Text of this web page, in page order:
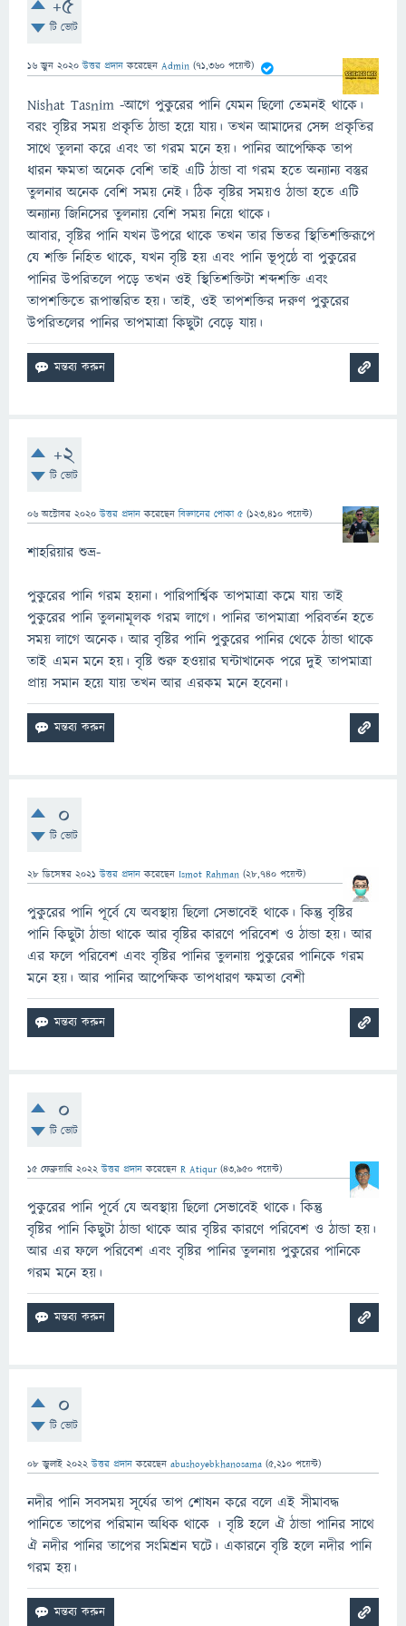
+5
টি ভোট
16 জুন 2020 উত্তর প্রদান করেছেন Admin (71,360 পয়েন্ট)
Nishat Tasnim -আগে পুকুরের পানি যেমন ছিলো তেমনই থাকে।
বরং বৃষ্টির সময় প্রকৃতি ঠান্ডা হয়ে যায়। তখন আমাদের সেন্স প্রকৃতির
সাথে তুলনা করে এবং তা গরম মনে হয়। পানির আপেক্ষিক তাপ
ধারন ক্ষমতা অনেক বেশি তাই এটি ঠান্ডা বা গরম হতে অন্যান্য বস্তুর
তুলনার অনেক বেশি সময় নেই। ঠিক বৃষ্টির সময়ও ঠান্ডা হতে এটি
অন্যান্য জিনিসের তুলনায় বেশি সময় নিয়ে থাকে।
আবার, বৃষ্টির পানি যখন উপরে থাকে তখন তার ভিতর স্থিতিশক্তিরূপে
যে শক্তি নিহিত থাকে, যখন বৃষ্টি হয় এবং পানি ভূপৃষ্ঠে বা পুকুরের
পানির উপরিতলে পড়ে তখন ওই স্থিতিশক্তিটা শব্দশক্তি এবং
তাপশক্তিতে রূপান্তরিত হয়। তাই, ওই তাপশক্তির দরুণ পুকুরের
উপরিতলের পানির তাপমাত্রা কিছুটা বেড়ে যায়।
+2
টি ভোট
06 অক্টোবর 2020 উত্তর প্রদান করেছেনবিজ্ঞানের পোকা ৫ (123,410 পয়েন্ট)
শাহরিয়ার শুভ্র-
পুকুরের পানি গরম হয়না। পারিপার্শ্বিক তাপমাত্রা কমে যায় তাই
পুকুরের পানি তুলনামূলক গরম লাগে। পানির তাপমাত্রা পরিবর্তন হতে
সময় লাগে অনেক। আর বৃষ্টির পানি পুকুরের পানির থেকে ঠান্ডা থাকে
তাই এমন মনে হয়। বৃষ্টি শুরু হওয়ার ঘন্টাখানেক পরে দুই তাপমাত্রা
প্রায় সমান হয়ে যায় তখন আর এরকম মনে হবেনা।
0
টি ভোট
28 ডিসেম্বর 2021 উত্তর প্রদান করেছেন Ismot Rahman (28,740 পয়েন্ট)
পুকুরের পানি পূর্বে যে অবস্থায় ছিলো সেভাবেই থাকে। কিন্তু বৃষ্টির
পানি কিছুটা ঠান্ডা থাকে আর বৃষ্টির কারণে পরিবেশ ও ঠান্ডা হয়। আর
এর ফলে পরিবেশ এবং বৃষ্টির পানির তুলনায় পুকুরের পানিকে গরম
মনে হয়। আর পানির আপেক্ষিক তাপধারণ ক্ষমতা বেশী
0
টি ভোট
15 ফেব্রুয়ারি 2022 উত্তর প্রদান করেছেন R Atiqur (43,950 পয়েন্ট)
পুকুরের পানি পূর্বে যে অবস্থায় ছিলো সেভাবেই থাকে। কিন্তু
বৃষ্টির পানি কিছুটা ঠান্ডা থাকে আর বৃষ্টির কারণে পরিবেশ ও ঠান্ডা হয়।
আর এর ফলে পরিবেশ এবং বৃষ্টির পানির তুলনায় পুকুরের পানিকে
গরম মনে হয়।
0
টি ভোট
08 জুলাই 2022 উত্তর প্রদান করেছেন abushoyebkhanosama (5,210 পয়েন্ট)
নদীর পানি সবসময় সূর্যের তাপ শোষন করে বলে এই সীমাবদ্ধ
পানিতে তাপের পরিমান অধিক থাকে । বৃষ্টি হলে ঐ ঠান্ডা পানির সাথে
ঐ নদীর পানির তাপের সংমিশ্রন ঘটে। একারনে বৃষ্টি হলে নদীর পানি
গরম হয়।